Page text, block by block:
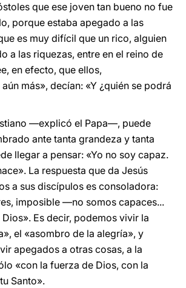
que ese joven tan bueno no fue
porque estaba apegado a las
es muy difícil que un rico, alguien
a las riquezas, entre en el reino de
en efecto, que ellos,
más», decían: «Y ¿quién se podrá
—explicó el Papa—, puede
ante tanta grandeza y tanta
llegar a pensar: «Yo no soy capaz.
La respuesta que da Jesús
a sus discípulos es consoladora:
imposible —no somos capaces...
Es decir, podemos vivir la
el «asombro de la alegría», y
apegados a otras cosas, a la
«con la fuerza de Dios, con la
Santo».